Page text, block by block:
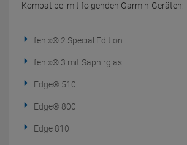
Kompatibel mit folgenden Garmin-Geräten:
fenix® 2 Special Edition
fenix® 3 mit Saphirglas
Edge® 510
Edge® 800
Edge 810